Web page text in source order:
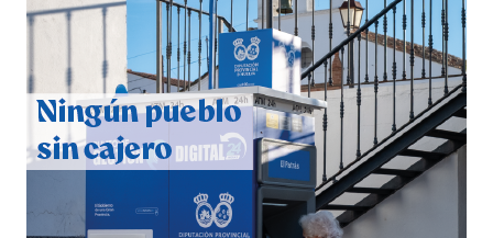
6º DÍA DE LAS FIESTAS COLOMBINAS 2026
hace 4 días·Huelvatv